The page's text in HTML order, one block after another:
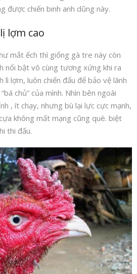
được chiến binh anh dũng này.
lợm cao
mắt ếch thì giống gà tre này còn
nổi bật vô cùng tương xứng khi ra
lợm, luôn chiến đấu để bảo vệ lãnh
chủ” của mình. Nhìn bên ngoài
, ít chạy, nhưng bù lại lực cực mạnh,
không mất mạng cũng què. biệt
thi đấu.